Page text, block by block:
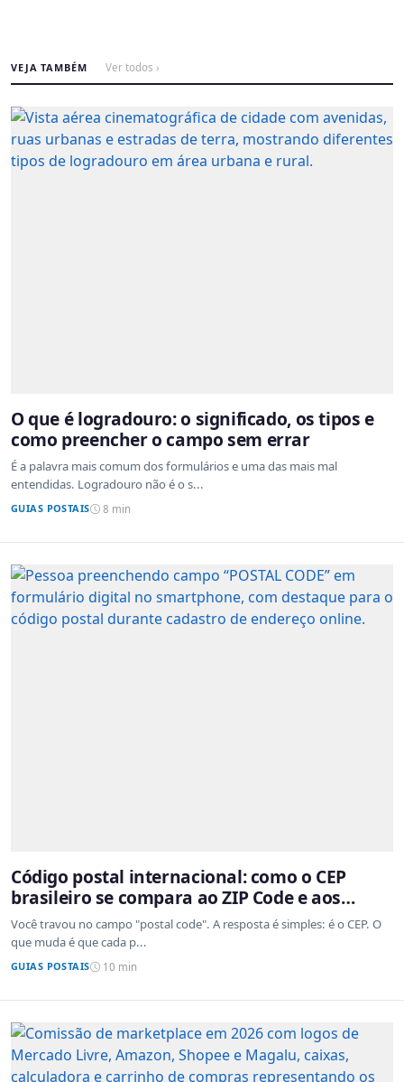
VEJA TAMBÉM Ver todos ›
O que é logradouro: o significado, os tipos e
como preencher o campo sem errar
É a palavra mais comum dos formulários e uma das mais mal
entendidas. Logradouro não é o s...
GUIAS POSTAIS 8 min
Código postal internacional: como o CEP
brasileiro se compara ao ZIP Code e aos
sistemas de outros países
Você travou no campo "postal code". A resposta é simples: é o CEP. O
que muda é que cada p...
GUIAS POSTAIS 10 min